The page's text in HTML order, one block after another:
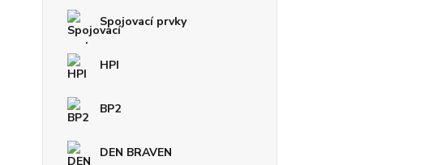
Spojovací prvky
HPI
BP2
DEN BRAVEN